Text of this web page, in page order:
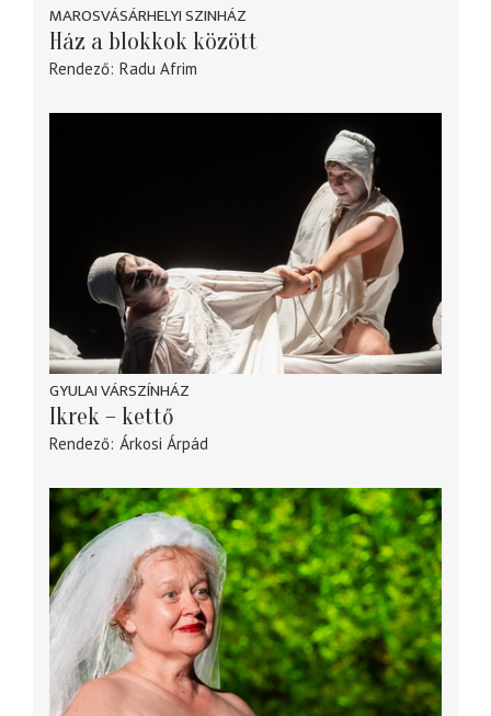
MAROSVÁSÁRHELYI SZINHÁZ
Ház a blokkok között
Rendező Radu Afrim
GYULAI VÁRSZÍNHÁZ
Ikrek – kettő
Rendező Árkosi Árpád